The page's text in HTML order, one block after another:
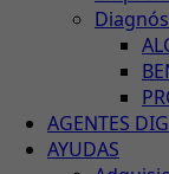
AGENTES
AYUDAS